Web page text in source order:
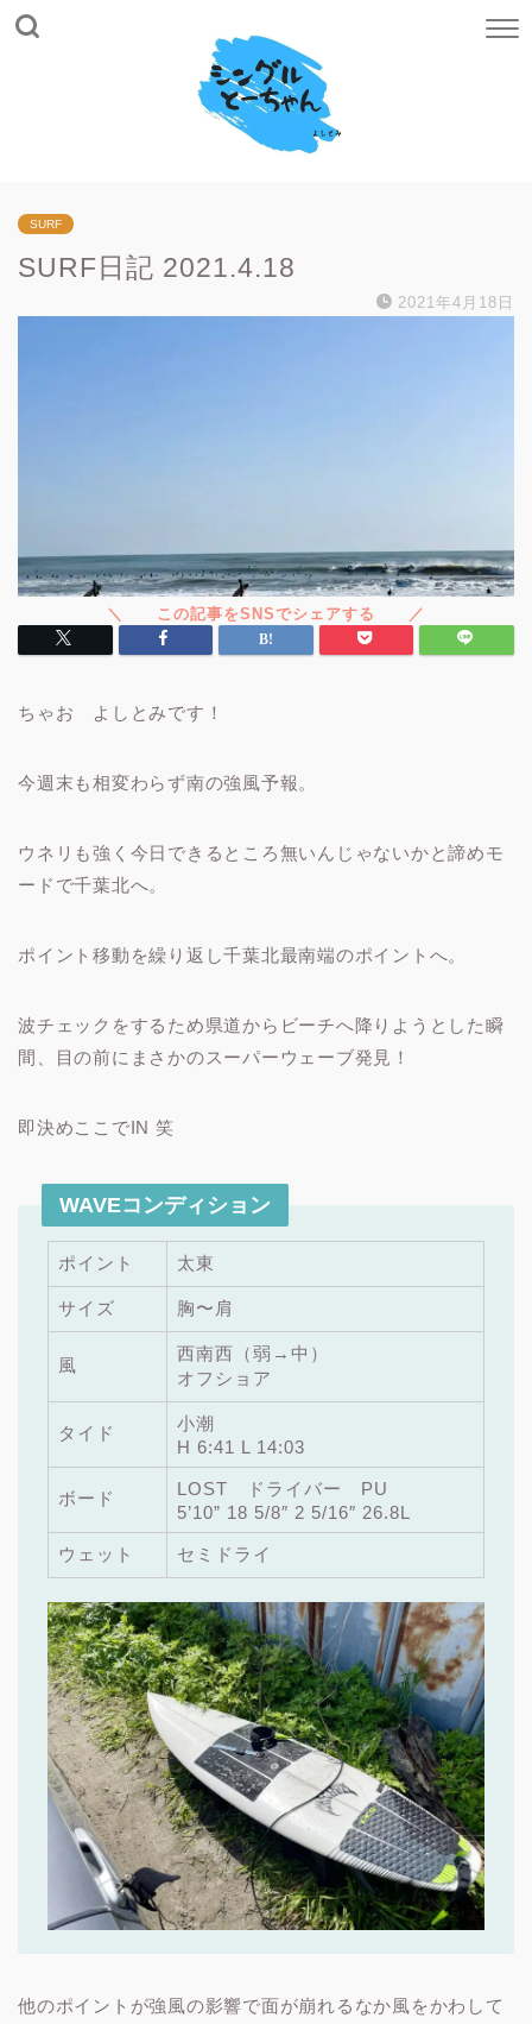
SURF
SURF日記 2021.4.18
2021年4月18日
ちゃお よしとみです！
今週末も相変わらず南の強風予報。
ウネリも強く今日できるところ無いんじゃないかと諦めモ
ードで千葉北へ。
ポイント移動を繰り返し千葉北最南端のポイントへ。
波チェックをするため県道からビーチへ降りようとした瞬
間、目の前にまさかのスーパーウェーブ発見！
即決めここでIN 笑
WAVEコンディション
ポイント 太東
サイズ 胸〜肩
風
西南西（弱→中）
オフショア
タイド
小潮
H 6:41 L 14:03
ボード
LOST ドライバー PU
5’10” 18 5/8″ 2 5/16″ 26.8L
ウェット セミドライ
他のポイントが強風の影響で面が崩れるなか風をかわして